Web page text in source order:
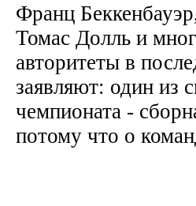
Франц
Томас Долль и
авторитеты в
заявляют: один из
чемпионата -
потому что о